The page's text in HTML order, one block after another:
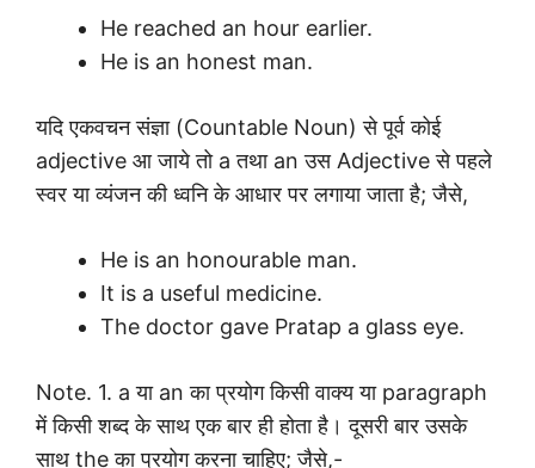
He reached an hour earlier.
He is an honest man.
यदि एकवचन संज्ञा (Countable Noun) से पूर्व कोई
adjective आ जाये तो a तथा an उस Adjective से पहले
स्वर या व्यंजन की ध्वनि के आधार पर लगाया जाता है; जैसे,
He is an honourable man.
It is a useful medicine.
The doctor gave Pratap a glass eye.
Note. 1. a या an का प्रयोग किसी वाक्य या paragraph
में किसी शब्द के साथ एक बार ही होता है। दूसरी बार उसके
साथ the का प्रयोग करना चाहिए; जैसे,-